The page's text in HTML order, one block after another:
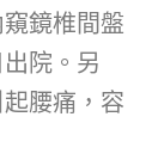
鏡椎間盤
院。另
腰痛，容